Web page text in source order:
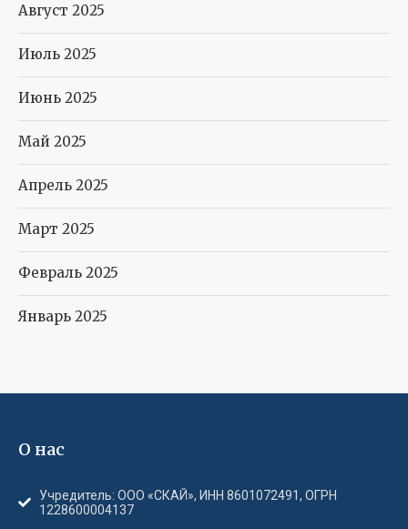
Август 2025
Июль 2025
Июнь 2025
Май 2025
Апрель 2025
Март 2025
Февраль 2025
Январь 2025
О нас
Учредитель: ООО «СКАЙ», ИНН 8601072491, ОГРН
1228600004137